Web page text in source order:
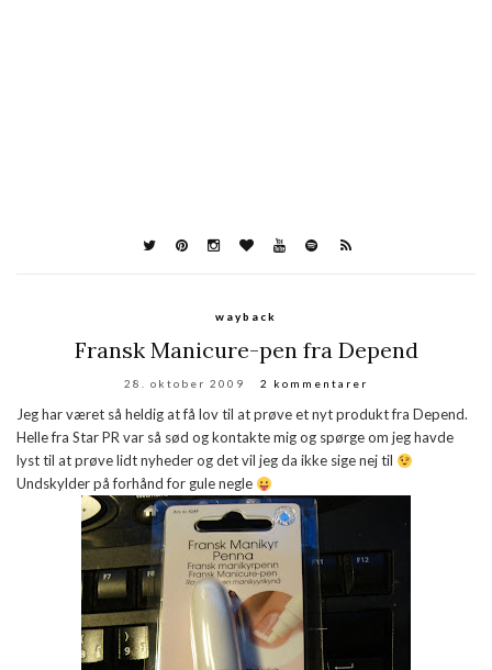
wayback
Fransk Manicure-pen fra Depend
28. oktober 2009 2 kommentarer
Jeg har været så heldig at få lov til at prøve et nyt produkt fra Depend.
Helle fra Star PR var så sød og kontakte mig og spørge om jeg havde
lyst til at prøve lidt nyheder og det vil jeg da ikke sige nej til
Undskylder på forhånd for gule negle